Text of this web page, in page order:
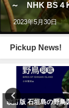
～ NHK BS４
2023年5月30日
Pickup News!
改訂版 石垣島の野鳥